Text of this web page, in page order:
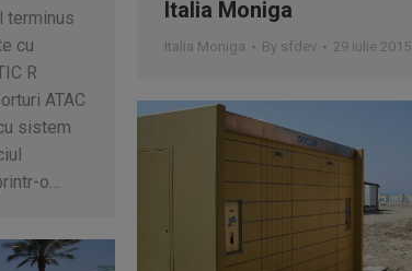
terminus
cu
R
ATAC
sistem
o…
Italia Moniga
Italia Moniga By sfdev 29 iulie 2015